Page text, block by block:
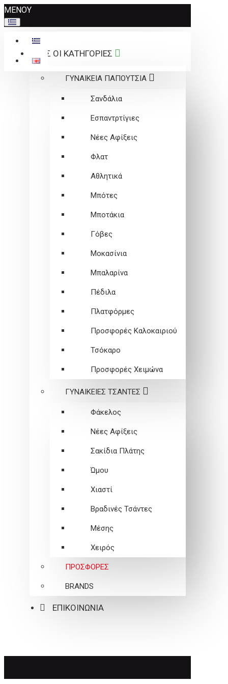
Σημείωση:
Αυτός
ο
ιστότοπος
περιλαμβάνει
ΜΕΝΟΥ
ΟΛΕΣ ΟΙ ΚΑΤΗΓΟΡΙΕΣ
ΓΥΝΑΙΚΕΙΑ ΠΑΠΟΥΤΣΙΑ
Σανδάλια
Εσπαντρτίγιες
Νέες Αφίξεις
Φλατ
Αθλητικά
Μπότες
Μποτάκια
Γόβες
Μοκασίνια
Μπαλαρίνα
Πέδιλα
Πλατφόρμες
Προσφορές Καλοκαιριού
Τσόκαρο
Προσφορές Χειμώνα
ΓΥΝΑΙΚΕΙEΣ ΤΣΑΝΤΕΣ
Φάκελος
Νέες Αφίξεις
Σακίδια Πλάτης
Ώμου
Χιαστί
Βραδινές Τσάντες
Μέσης
Χειρός
ΠΡΟΣΦΟΡΕΣ
BRANDS
ΕΠΙΚΟΙΝΩΝΙΑ